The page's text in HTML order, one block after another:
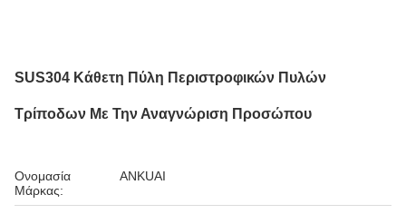
SUS304 Κάθετη Πύλη Περιστροφικών Πυλών
Τρίποδων Με Την Αναγνώριση Προσώπου
Ονομασία
Μάρκας:
ANKUAI